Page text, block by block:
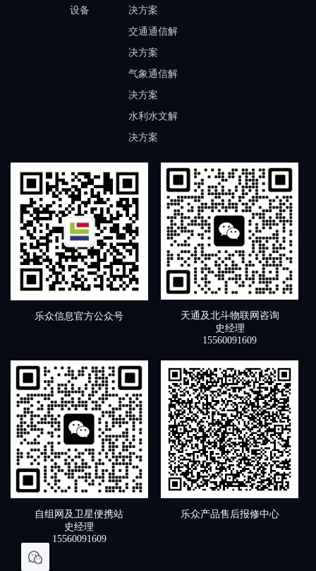
设备
决方案
交通通信解
决方案
气象通信解
决方案
水利水文解
决方案
乐众信息官方公众号
天通及北斗物联网咨询
史经理
15560091609
自组网及卫星便携站
史经理
15560091609
乐众产品售后报修中心